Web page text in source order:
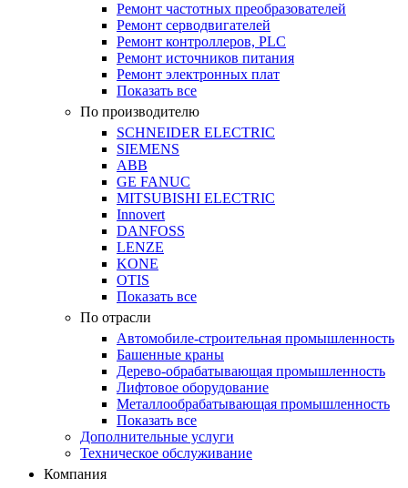
Ремонт частотных преобразователей
Ремонт серводвигателей
Ремонт контроллеров, PLC
Ремонт источников питания
Ремонт электронных плат
Показать все
По производителю
SCHNEIDER ELECTRIC
SIEMENS
ABB
GE FANUC
MITSUBISHI ELECTRIC
Innovert
DANFOSS
LENZE
KONE
OTIS
Показать все
По отрасли
Автомобиле-строительная промышленность
Башенные краны
Дерево-обрабатывающая промышленность
Лифтовое оборудование
Металлообрабатывающая промышленность
Показать все
Дополнительные услуги
Техническое обслуживание
Компания